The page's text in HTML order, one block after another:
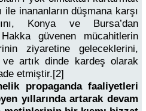
ile inananların düşmana karşı
Konya ve Bursa’dan
Hakka güvenen mücahitlerin
ziyaretine geleceklerini,
ve artık dinde kardeş olarak
etmiştir.[2]
propaganda faaliyetleri
yıllarında artarak devam